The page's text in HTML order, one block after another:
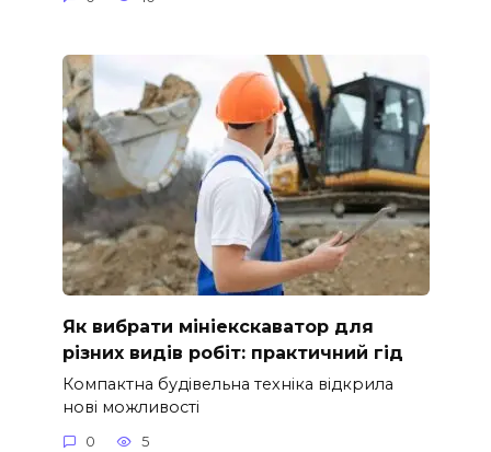
Як вибрати мініекскаватор для
різних видів робіт: практичний гід
Компактна будівельна техніка відкрила
нові можливості
0 5